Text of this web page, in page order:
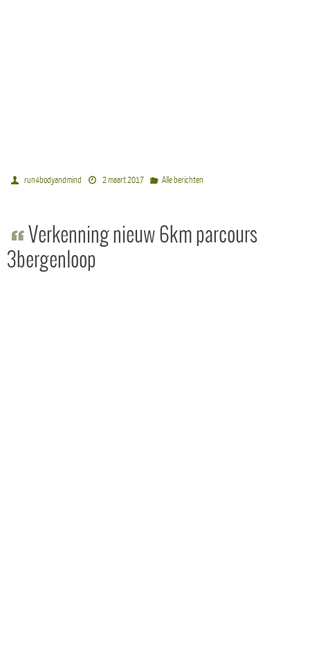
run4bodyandmind 2 maart 2017 Alle berichten
Verkenning nieuw 6km parcours
3bergenloop